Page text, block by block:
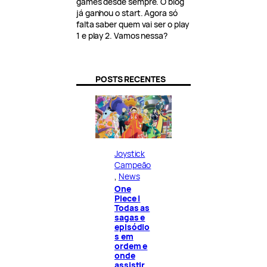
já ganhou o start. Agora só
falta saber quem vai ser o play
1 e play 2. Vamos nessa?
POSTS RECENTES
Joystick
Campeão
News
One
Piece |
Todas as
sagas e
episódio
s em
ordem e
onde
assistir